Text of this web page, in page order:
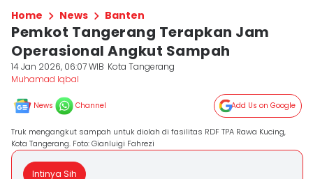
Home News Banten
Pemkot Tangerang Terapkan Jam
Operasional Angkut Sampah
14 Jan 2026, 06:07 WIB Kota Tangerang
Muhamad Iqbal
News Channel Add Us on Google
Truk mengangkut sampah untuk diolah di fasilitas RDF TPA Rawa Kucing,
Kota Tangerang. Foto: Gianluigi Fahrezi
Intinya Sih